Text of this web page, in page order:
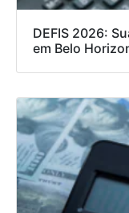
DEFIS 2026:
em Belo